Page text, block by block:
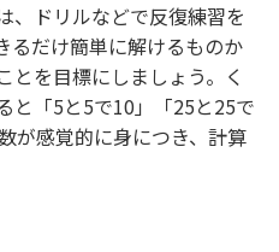
、ドリルなどで反復練習を
るだけ簡単に解けるものか
とを目標にしましょう。く
と「5と5で10」「25と25で
が感覚的に身につき、計算